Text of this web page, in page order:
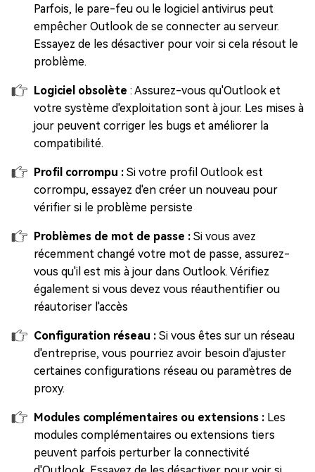
Parfois, le pare-feu ou le logiciel antivirus peut
empêcher Outlook de se connecter au serveur.
Essayez de les désactiver pour voir si cela résout le
problème.
Logiciel obsolète : Assurez-vous qu'Outlook et
votre système d'exploitation sont à jour. Les mises à
jour peuvent corriger les bugs et améliorer la
compatibilité.
Profil corrompu : Si votre profil Outlook est
corrompu, essayez d'en créer un nouveau pour
vérifier si le problème persiste
Problèmes de mot de passe : Si vous avez
récemment changé votre mot de passe, assurez-
vous qu'il est mis à jour dans Outlook. Vérifiez
également si vous devez vous réauthentifier ou
réautoriser l'accès
Configuration réseau : Si vous êtes sur un réseau
d'entreprise, vous pourriez avoir besoin d'ajuster
certaines configurations réseau ou paramètres de
proxy.
Modules complémentaires ou extensions : Les
modules complémentaires ou extensions tiers
peuvent parfois perturber la connectivité